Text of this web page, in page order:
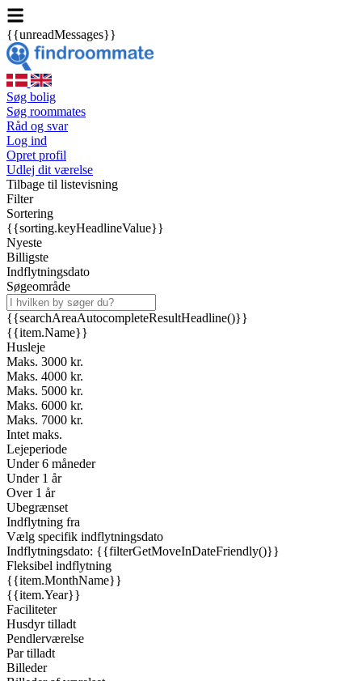
{{unreadMessages}}
Søg bolig
Søg roommates
Råd og svar
Log ind
Opret profil
Udlej dit værelse
Tilbage til listevisning
Filter
Sortering
{{sorting.keyHeadlineValue}}
Nyeste
Billigste
Indflytningsdato
Søgeområde
{{searchAreaAutocompleteResultHeadline()}}
{{item.Name}}
Husleje
Maks. 3000 kr.
Maks. 4000 kr.
Maks. 5000 kr.
Maks. 6000 kr.
Maks. 7000 kr.
Intet maks.
Lejeperiode
Under 6 måneder
Under 1 år
Over 1 år
Ubegrænset
Indflytning fra
Vælg specifik indflytningsdato
Indflytningsdato: {{filterGetMoveInDateFriendly()}}
Fleksibel indflytning
{{item.MonthName}}
{{item.Year}}
Faciliteter
Husdyr tilladt
Pendlerværelse
Par tilladt
Billeder